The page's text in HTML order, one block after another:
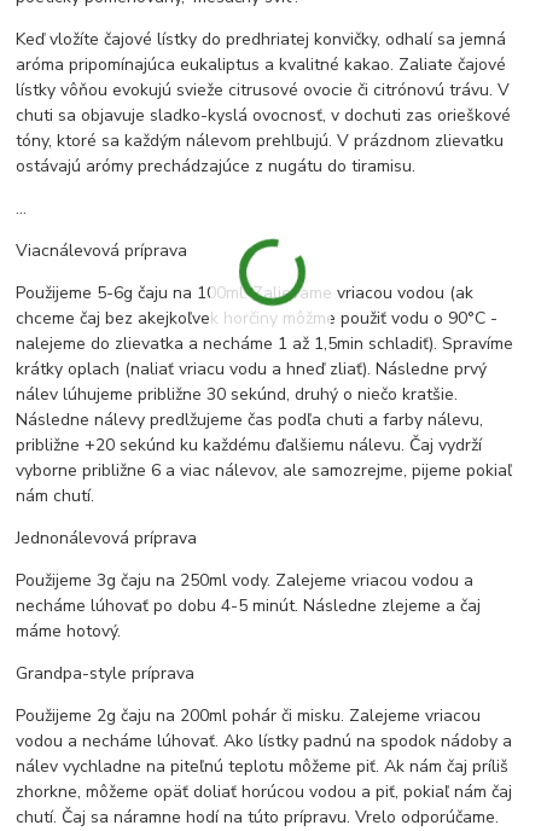
Keď vložíte čajové lístky do predhriatej konvičky, odhalí sa jemná
aróma pripomínajúca eukaliptus a kvalitné kakao. Zaliate čajové
lístky vôňou evokujú svieže citrusové ovocie či citrónovú trávu. V
chuti sa objavuje sladko-kyslá ovocnosť, v dochuti zas orieškové
tóny, ktoré sa každým nálevom prehlbujú. V prázdnom zlievatku
ostávajú arómy prechádzajúce z nugátu do tiramisu.
...
Viacnálevová príprava
Použijeme 5-6g čaju na 100ml. Zalievame vriacou vodou (ak
chceme čaj bez akejkoľvek horčiny môžme použiť vodu o 90°C -
nalejeme do zlievatka a necháme 1 až 1,5min schladiť). Spravíme
krátky oplach (naliať vriacu vodu a hneď zliať). Následne prvý
nálev lúhujeme približne 30 sekúnd, druhý o niečo kratšie.
Následne nálevy predlžujeme čas podľa chuti a farby nálevu,
približne +20 sekúnd ku každému ďalšiemu nálevu. Čaj vydrží
vyborne približne 6 a viac nálevov, ale samozrejme, pijeme pokiaľ
nám chutí.
Jednonálevová príprava
Použijeme 3g čaju na 250ml vody. Zalejeme vriacou vodou a
necháme lúhovať po dobu 4-5 minút. Následne zlejeme a čaj
máme hotový.
Grandpa-style príprava
Použijeme 2g čaju na 200ml pohár či misku. Zalejeme vriacou
vodou a necháme lúhovať. Ako lístky padnú na spodok nádoby a
nálev vychladne na piteľnú teplotu môžeme piť. Ak nám čaj príliš
zhorkne, môžeme opäť doliať horúcou vodou a piť, pokiaľ nám čaj
chutí. Čaj sa náramne hodí na túto prípravu. Vrelo odporúčame.